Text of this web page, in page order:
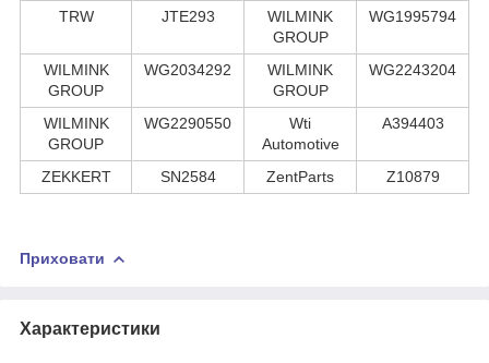
TRW
JTE293
WILMINK
GROUP
WG1995794
WILMINK
GROUP
WG2034292
WILMINK
GROUP
WG2243204
WILMINK
GROUP
WG2290550
Wti
Automotive
A394403
ZEKKERT SN2584 ZentParts Z10879
Приховати
Характеристики